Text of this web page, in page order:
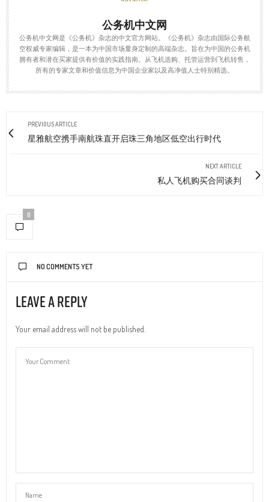
公务机中文网
公务机中文网是《公务机》杂志的中文官方网站。《公务机》杂志由国际公务航
空权威专家编辑，是一本为中国市场量身定制的高端杂志。旨在为中国的公务机
拥有者和潜在买家提供有价值的实践指南。从飞机选购、托管运营到飞机转售，
所有的专家文章和价值信息为中国企业家以及高净值人士特别精选。
PREVIOUS ARTICLE
星雅航空携手南航珠直开启珠三角地区低空出行时代
NEXT ARTICLE
私人飞机购买合同谈判
0
NO COMMENTS YET
Leave a Reply
Your email address will not be published.